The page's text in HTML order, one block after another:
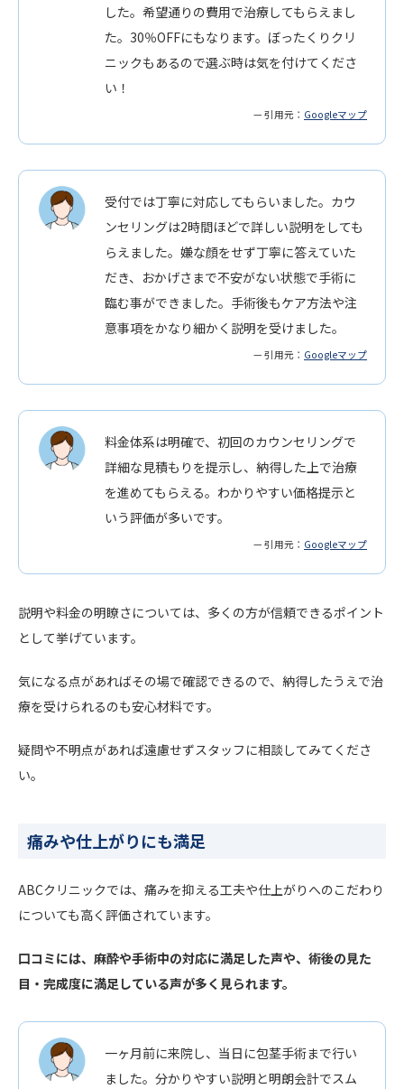
した。希望通りの費用で治療してもらえまし
た。30％OFFにもなります。ぼったくりクリ
ニックもあるので選ぶ時は気を付けてくださ
い！
— 引用元： Googleマップ
受付では丁寧に対応してもらいました。カウ
ンセリングは2時間ほどで詳しい説明をしても
らえました。嫌な顔をせず丁寧に答えていた
だき、おかげさまで不安がない状態で手術に
臨む事ができました。手術後もケア方法や注
意事項をかなり細かく説明を受けました。
— 引用元： Googleマップ
料金体系は明確で、初回のカウンセリングで
詳細な見積もりを提示し、納得した上で治療
を進めてもらえる。わかりやすい価格提示と
いう評価が多いです。
— 引用元： Googleマップ
説明や料金の明瞭さについては、多くの方が信頼できるポイント
として挙げています。
気になる点があればその場で確認できるので、納得したうえで治
療を受けられるのも安心材料です。
疑問や不明点があれば遠慮せずスタッフに相談してみてくださ
い。
痛みや仕上がりにも満足
ABCクリニックでは、痛みを抑える工夫や仕上がりへのこだわり
についても高く評価されています。
口コミには、麻酔や手術中の対応に満足した声や、術後の見た
目・完成度に満足している声が多く見られます。
一ヶ月前に来院し、当日に包茎手術まで行い
ました。分かりやすい説明と明朗会計でスム